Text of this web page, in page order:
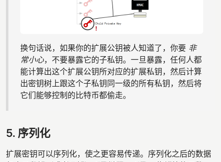
换句话说，如果你的扩展公钥被人知道了，你要 非
常小心，不要暴露它的子私钥。一旦暴露，任何人都
能计算出这个扩展公钥所对应的扩展私钥，然后计算
出密钥树上跟这个子私钥同一级的所有私钥，然后将
它们能够控制的比特币都偷走。
5. 序列化
扩展密钥可以序列化，使之更容易传递。序列化之后的数据